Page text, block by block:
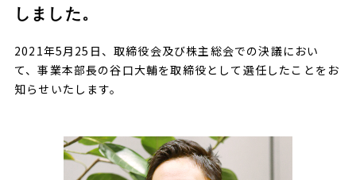
しました。
2021年5月25日、取締役会及び株主総会での決議におい
て、事業本部長の谷口大輔を取締役として選任したことをお
知らせいたします。